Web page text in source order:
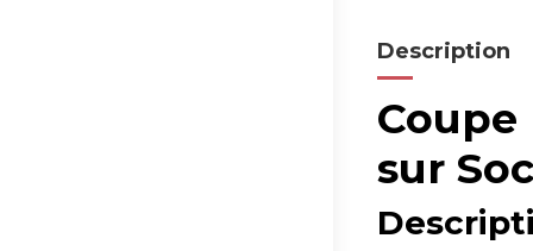
Description
sur